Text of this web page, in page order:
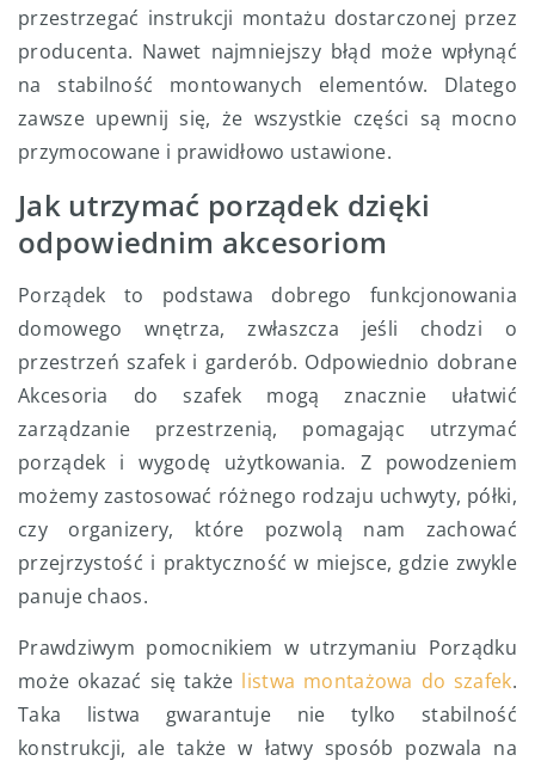
przestrzegać instrukcji montażu dostarczonej przez
producenta. Nawet najmniejszy błąd może wpłynąć
na stabilność montowanych elementów. Dlatego
zawsze upewnij się, że wszystkie części są mocno
przymocowane i prawidłowo ustawione.
Jak utrzymać porządek dzięki
odpowiednim akcesoriom
Porządek to podstawa dobrego funkcjonowania
domowego wnętrza, zwłaszcza jeśli chodzi o
przestrzeń szafek i garderób. Odpowiednio dobrane
Akcesoria do szafek mogą znacznie ułatwić
zarządzanie przestrzenią, pomagając utrzymać
porządek i wygodę użytkowania. Z powodzeniem
możemy zastosować różnego rodzaju uchwyty, półki,
czy organizery, które pozwolą nam zachować
przejrzystość i praktyczność w miejsce, gdzie zwykle
panuje chaos.
Prawdziwym pomocnikiem w utrzymaniu Porządku
może okazać się także listwa montażowa do szafek.
Taka listwa gwarantuje nie tylko stabilność
konstrukcji, ale także w łatwy sposób pozwala na